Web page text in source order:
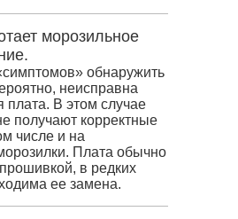
морозильное
обнаружить
неисправна
В этом случае
получают корректные
числе и на
Плата обычно
в редких
ее замена.